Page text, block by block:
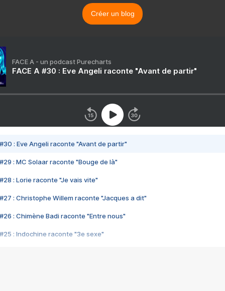
Créer un blog
FACE A - un podcast Purecharts
FACE A #30 : Eve Angeli raconte "Avant de partir"
#30 : Eve Angeli raconte "Avant de partir"
#29 : MC Solaar raconte "Bouge de là"
#28 : Lorie raconte "Je vais vite"
#27 : Christophe Willem raconte "Jacques a dit"
#26 : Chimène Badi raconte "Entre nous"
#25 : Indochine raconte "3e sexe"